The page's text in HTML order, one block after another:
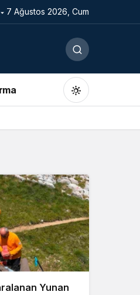
7 Ağustos 2026, Cum
seçin.
seçin.
seçin.
Yunan